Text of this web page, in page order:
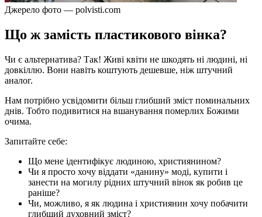
Джерело фото — polvisti.com
Що ж замість пластикового вінка?
Чи є альтернатива? Так! Живі квіти не шкодять ні людині, ні
довкіллю. Вони навіть коштують дешевше, ніж штучний
аналог.
Нам потрібно усвідомити більш глибший зміст поминальних
днів. Тобто подивитися на вшанування померлих Божими
очима.
Запитайте себе:
Що мене ідентифікує людиною, християнином?
Чи я просто хочу віддати «данину» моді, купити і
занести на могилу рідних штучний вінок як робив це
раніше?
Чи, можливо, я як людина і християнин хочу побачити
глибший духовний зміст?